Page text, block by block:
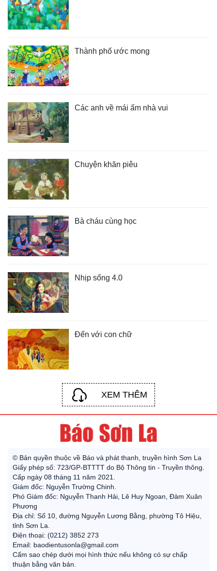
Thành phố ước mong
Các anh về mái ấm nhà vui
Chuyện khăn piêu
Bà cháu cùng học
Nhịp sống 4.0
Đến với con chữ
XEM THÊM
© Bản quyền thuộc về Báo và phát thanh, truyền hình Sơn La
Giấy phép số: 723/GP-BTTTT do Bộ Thông tin - Truyền thông.
Cấp ngày 08 tháng 11 năm 2021.
Giám đốc: Nguyễn Trường Chinh.
Phó Giám đốc: Nguyễn Thanh Hải, Lê Huy Ngoan, Đàm Xuân
Phương
Địa chỉ: Số 10, đường Nguyễn Lương Bằng, phường Tô Hiệu,
tỉnh Sơn La.
Điện thoại: (0212) 3852 273
Email: baodientusonla@gmail.com
Cấm sao chép dưới mọi hình thức nếu không có sự chấp
thuận bằng văn bản.